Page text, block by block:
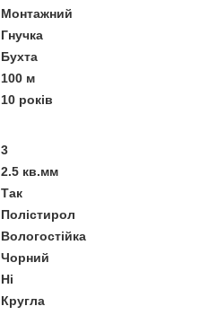
Монтажний
Гнучка
Бухта
100 м
10 років
3
2.5 кв.мм
Так
Полістирол
Вологостійка
Чорний
Ні
Кругла